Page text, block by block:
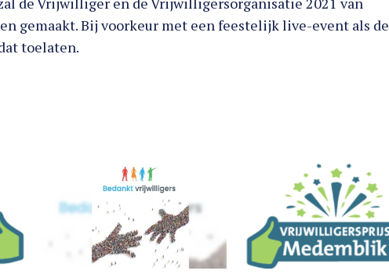
gemaakt. Bij voorkeur met een feestelijk live-event als de
toelaten.